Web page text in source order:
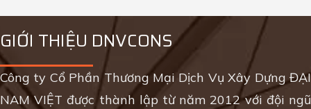
GIỚI THIỆU DNVCONS
Công ty Cổ Phần Thương Mại Dịch Vụ Xây Dựng ĐẠI
NAM VIỆT được thành lập từ năm 2012 với đội ngũ